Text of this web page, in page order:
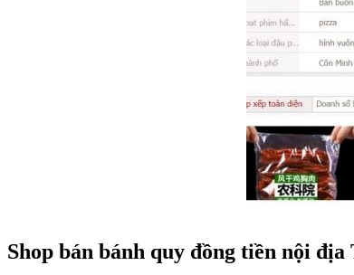
Shop bán bánh quy đồng tiền nội